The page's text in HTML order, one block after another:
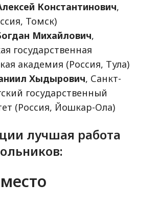
Константинович,
Томск)
Михайлович,
государственная
академия (Россия, Тула)
Хыдырович, Санкт-
государственный
(Россия, Йошкар-Ола)
лучшая работа